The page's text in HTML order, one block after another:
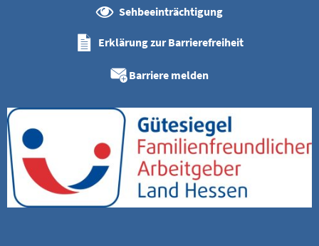
Sehbeeinträchtigung
Erklärung zur Barrierefreiheit
Barriere melden